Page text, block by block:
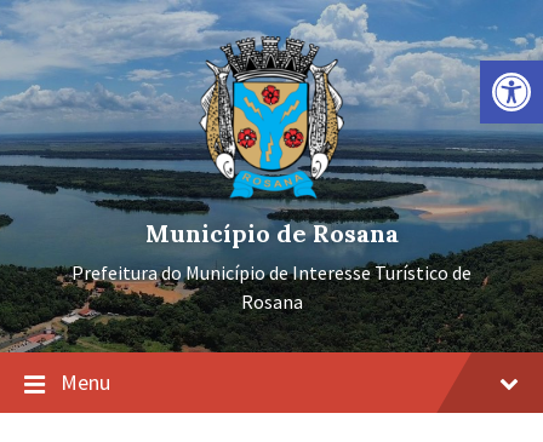
Barra de Ferramentas Aberta
Ir
para
conteúdo
Pular
para
navegação
principal
Pular
para
rodapé
Município de Rosana
Prefeitura do Município de Interesse Turístico de
Rosana
Menu